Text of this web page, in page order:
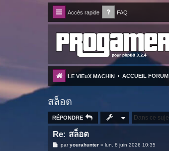
Accès rapide FAQ
LE VIEuX MACHIN ACCUEIL FORUM
สล็อต
RÉPONDRE
Re: สล็อต
Mparyourahunter» lun. 8 juin 2026 10:35